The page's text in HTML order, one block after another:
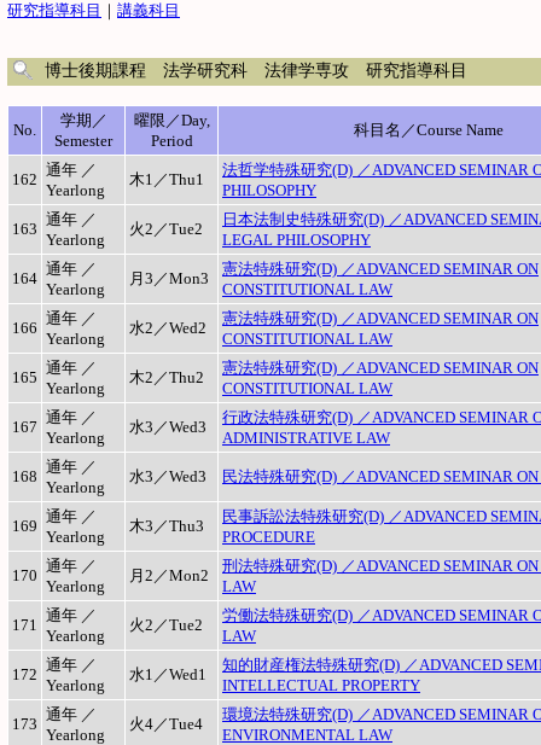
研究指導科目 ｜ 講義科目
博士後期課程 法学研究科 法律学専攻 研究指導科目
No.
学期／
Semester
曜限／Day,
Period
科目名／Course Name
162
通年 ／
Yearlong
木1／Thu1
法哲学特殊研究(D) ／ADVANCED SEMINAR
PHILOSOPHY
163
通年 ／
Yearlong
火2／Tue2
日本法制史特殊研究(D) ／ADVANCED
LEGAL PHILOSOPHY
164
通年 ／
Yearlong
月3／Mon3
憲法特殊研究(D) ／ADVANCED SEMINAR ON
CONSTITUTIONAL LAW
166
通年 ／
Yearlong
水2／Wed2
憲法特殊研究(D) ／ADVANCED SEMINAR ON
CONSTITUTIONAL LAW
165
通年 ／
Yearlong
木2／Thu2
憲法特殊研究(D) ／ADVANCED SEMINAR ON
CONSTITUTIONAL LAW
167
通年 ／
Yearlong
水3／Wed3
行政法特殊研究(D) ／ADVANCED SEMINAR
ADMINISTRATIVE LAW
168
通年 ／
Yearlong
水3／Wed3 民法特殊研究(D) ／ADVANCED SEMINAR
169
通年 ／
Yearlong
木3／Thu3
民事訴訟法特殊研究(D) ／ADVANCED
PROCEDURE
170
通年 ／
Yearlong
月2／Mon2
刑法特殊研究(D) ／ADVANCED SEMINAR
LAW
171
通年 ／
Yearlong
火2／Tue2
労働法特殊研究(D) ／ADVANCED SEMINAR
LAW
172
通年 ／
Yearlong
水1／Wed1
知的財産権法特殊研究(D) ／ADVANCED
INTELLECTUAL PROPERTY
173
通年 ／
Yearlong
火4／Tue4
環境法特殊研究(D) ／ADVANCED SEMINAR
ENVIRONMENTAL LAW